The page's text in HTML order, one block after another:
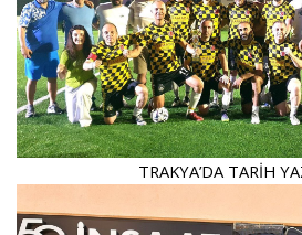
TRAKYA’DA TARİH